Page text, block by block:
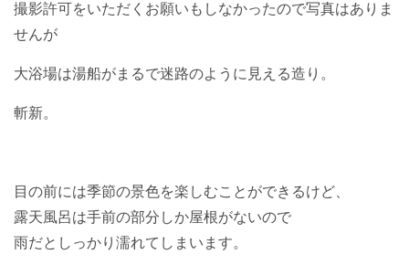
撮影許可をいただくお願いもしなかったので写真はありま
せんが
大浴場は湯船がまるで迷路のように見える造り。
斬新。
目の前には季節の景色を楽しむことができるけど、
露天風呂は手前の部分しか屋根がないので
雨だとしっかり濡れてしまいます。